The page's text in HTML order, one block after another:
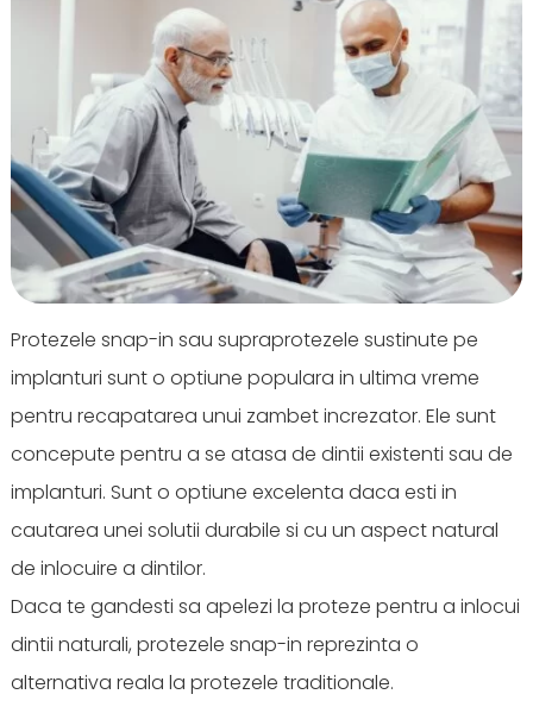
Protezele snap-in sau supraprotezele sustinute pe
implanturi sunt o optiune populara in ultima vreme
pentru recapatarea unui zambet increzator. Ele sunt
concepute pentru a se atasa de dintii existenti sau de
implanturi. Sunt o optiune excelenta daca esti in
cautarea unei solutii durabile si cu un aspect natural
de inlocuire a dintilor.
Daca te gandesti sa apelezi la proteze pentru a inlocui
dintii naturali, protezele snap-in reprezinta o
alternativa reala la protezele traditionale.